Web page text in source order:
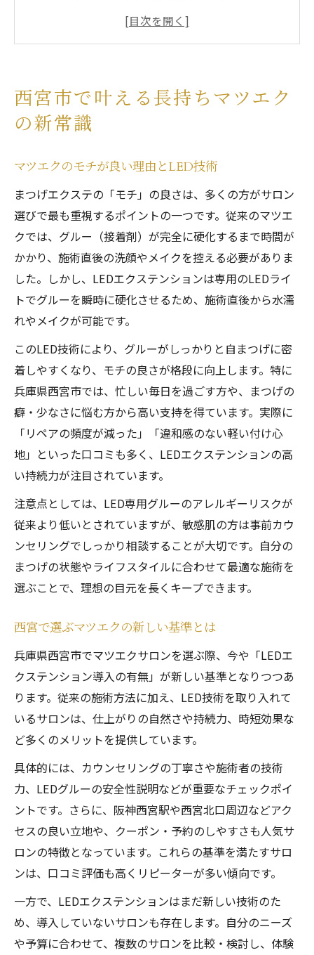
LEDエクステで叶う自然な目元の魅力
LEDエクステでナチュラルな目元を手に入れる
LEDエクステの自然な仕上がりの秘密
マツエク西宮北口で叶う理想の目元体験
ナチュラル志向に最適なマツエク選び方
ビューティーアイラッシュ西宮の特徴
自まつげが少ない方にもおすすめの秘訣
自まつげが少ない人向けマツエクの選び方
LEDエクステが細いまつげにも強い理由
西宮で自まつげ悩みを解決する方法
マツエク西宮北口のおすすめポイント
モチを高めるケア方法とLED技術紹介
モチ重視ならLEDエクステが断然有利
LEDエクステでマツエクの持続力が向上
西宮でモチを求めるならLEDが最適な理由
マツエク甲子園エリアのモチ比較ポイント
マツエクとLED技術の違いを徹底解説
マツエク選びに迷ったら知っておきたいこと
マツエク西宮で失敗しない選び方のポイン
ト
阪神西宮や西宮北口でのサロン比較術
ビューティーアイラッシュ西宮の選び方
マツエク安いサロンのメリットと注意点
兵庫県西宮発LEDエクステの魅力解明
LEDエクステ兵庫県西宮市の魅力徹底解説
マツエク西宮で人気のLED最新技術とは
LEDエクステの安全性と効果を検証
西宮発マツエクの新しいビューティー体験
西宮市で叶える長持ちマツエク
の新常識
マツエクのモチが良い理由とLED技術
まつげエクステの「モチ」の良さは、多くの方がサロン
選びで最も重視するポイントの一つです。従来のマツエ
クでは、グルー（接着剤）が完全に硬化するまで時間が
かかり、施術直後の洗顔やメイクを控える必要がありま
した。しかし、LEDエクステンションは専用のLEDライ
トでグルーを瞬時に硬化させるため、施術直後から水濡
れやメイクが可能です。
このLED技術により、グルーがしっかりと自まつげに密
着しやすくなり、モチの良さが格段に向上します。特に
兵庫県西宮市では、忙しい毎日を過ごす方や、まつげの
癖・少なさに悩む方から高い支持を得ています。実際に
「リペアの頻度が減った」「違和感のない軽い付け心
地」といった口コミも多く、LEDエクステンションの高
い持続力が注目されています。
注意点としては、LED専用グルーのアレルギーリスクが
従来より低いとされていますが、敏感肌の方は事前カウ
ンセリングでしっかり相談することが大切です。自分の
まつげの状態やライフスタイルに合わせて最適な施術を
選ぶことで、理想の目元を長くキープできます。
西宮で選ぶマツエクの新しい基準とは
兵庫県西宮市でマツエクサロンを選ぶ際、今や「LEDエ
クステンション導入の有無」が新しい基準となりつつあ
ります。従来の施術方法に加え、LED技術を取り入れて
いるサロンは、仕上がりの自然さや持続力、時短効果な
ど多くのメリットを提供しています。
具体的には、カウンセリングの丁寧さや施術者の技術
力、LEDグルーの安全性説明などが重要なチェックポイ
ントです。さらに、阪神西宮駅や西宮北口周辺などアク
セスの良い立地や、クーポン・予約のしやすさも人気サ
ロンの特徴となっています。これらの基準を満たすサロ
ンは、口コミ評価も高くリピーターが多い傾向です。
一方で、LEDエクステンションはまだ新しい技術のた
め、導入していないサロンも存在します。自分のニーズ
や予算に合わせて、複数のサロンを比較・検討し、体験